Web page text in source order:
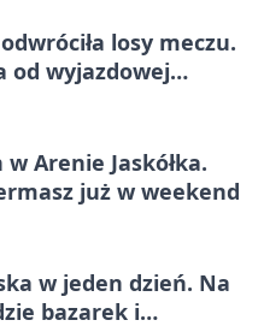
losy meczu.
od wyjazdowej
Arenie Jaskółka.
już w weekend
w jeden dzień. Na
bazarek i